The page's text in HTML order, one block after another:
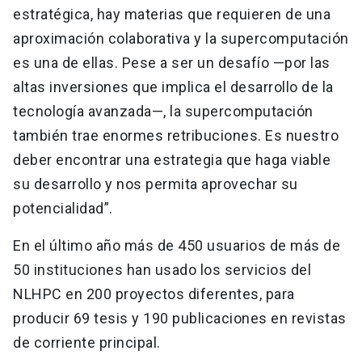
estratégica, hay materias que requieren de una
aproximación colaborativa y la supercomputación
es una de ellas. Pese a ser un desafío —por las
altas inversiones que implica el desarrollo de la
tecnología avanzada—, la supercomputación
también trae enormes retribuciones. Es nuestro
deber encontrar una estrategia que haga viable
su desarrollo y nos permita aprovechar su
potencialidad”.
En el último año más de 450 usuarios de más de
50 instituciones han usado los servicios del
NLHPC en 200 proyectos diferentes, para
producir 69 tesis y 190 publicaciones en revistas
de corriente principal.